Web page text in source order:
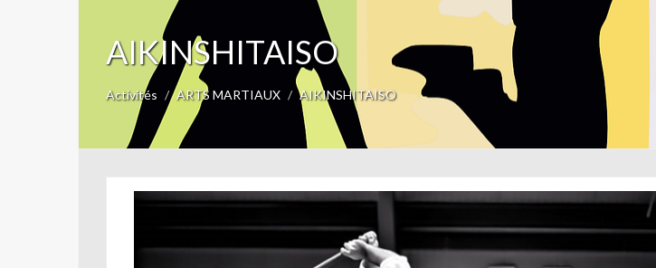
AIKINSHITAISO
Activités ARTS MARTIAUX AIKINSHITAISO